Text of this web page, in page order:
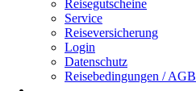
Reisegutscheine
Service
Reiseversicherung
Login
Datenschutz
Reisebedingungen / AGB